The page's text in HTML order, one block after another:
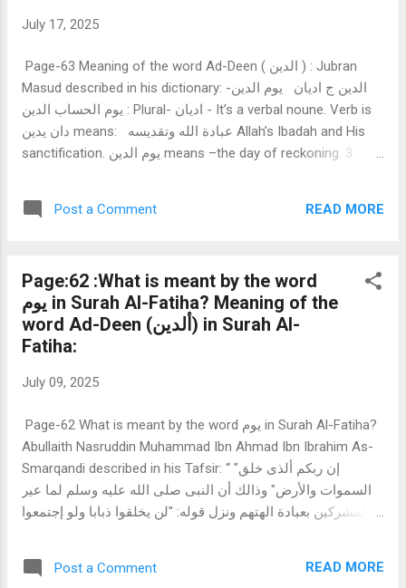
July 17, 2025
Page-63 Meaning of the word Ad-Deen ( الدين ) : Jubran
Masud described in his dictionary: الدين ج اديان يوم الدين-
يوم الحساب الدين : Plural- اديان - It’s a verbal noune. Verb is
دان يدين means: عبادة الله وتقديسه Allah’s Ibadah and His
sanctification. يوم الدين means –the day of reckoning. 3 .
complete way of life is called Ad-Deen) 4 . Biography (
السيرة ) (Ref.1) Abu Hafs Najmuddin Umar Ibn Muhammad
مسعودوالحسن البصرى والسدى ومقاتل هو الحساب كما فى قوله
تعالى ذالك الدين القيم (ألتوبة-36) أى الحساب المستقيم والله
تعالى يحاسب العباد يوم القيامة قال تعالى : إن إلينا إيابهم ثم إن
علينا حسابهم (الغاشية 25-26) Ibn Abbas, Ibn Masud, Al-Hasan
accounting, as it is in Allah’s saying, ذالك الدين القيم “That is
Post a Comment READ MORE
Page:62 :What is meant by the word
يوم in Surah Al-Fatiha? Meaning of the
word Ad-Deen (ألدين) in Surah Al-
Fatiha:
July 09, 2025
Page-62 What is meant by the word يوم in Surah Al-Fatiha?
Abullaith Nasruddin Muhammad Ibn Ahmad Ibn Ibrahim As-
Smarqandi described in his Tafsir: “ "إن ربكم ألذى خلق
السموات والأرض" وذالك أن النبى صلى الله عليه وسلم لما عير
المشركين بعبادة الهتهم ونزل قوله: "لن يخلقوا ذبابا ولو إجتمعوا
صلى الله عليه وسلم فقالوا: من ربك الذى تدعوننا إليه؟وأردوا ان
Post a Comment READ MORE